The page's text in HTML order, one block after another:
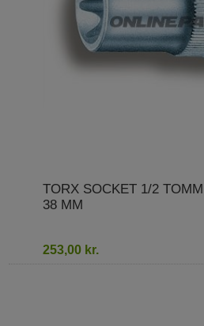
TORX SOCKET 1/2
38 MM
253,00 kr.